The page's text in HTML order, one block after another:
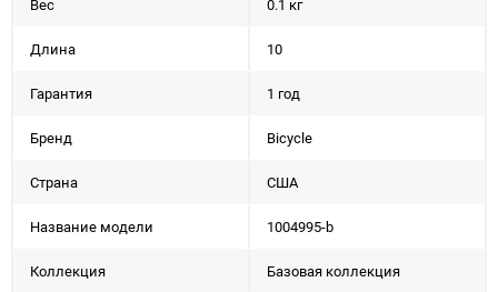
Вес 0.1 кг
Длина 10
Гарантия 1 год
Бренд Bicycle
Страна США
Название модели 1004995-b
Коллекция Базовая коллекция